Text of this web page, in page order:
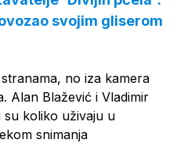
svojim gliserom
no iza kamera
Alan Blažević i Vladimir
su koliko uživaju u
snimanja